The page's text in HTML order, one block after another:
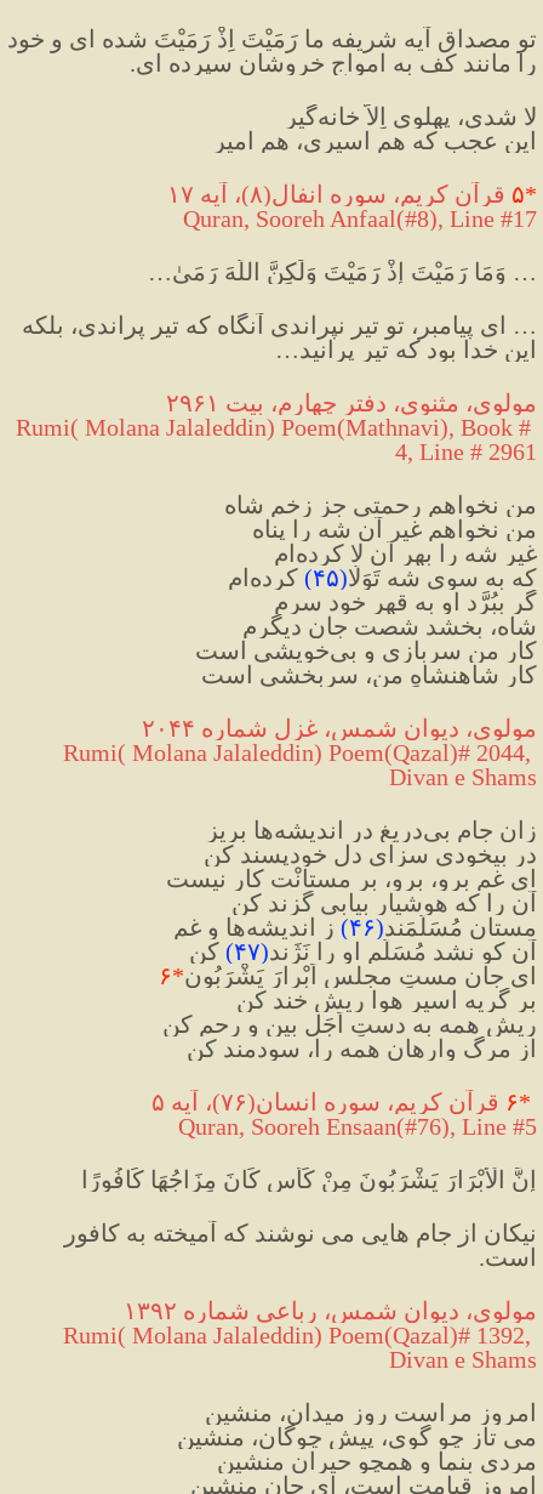
را مانند کف به امواج خروشان سپرده ای.
لا شدی، پهلوی اِلاّ خانه‌گیر
این عجب که هم اسیری، هم امیر
*۵ قرآن کریم، سوره انفال(۸)، آیه ۱۷
Quran, Sooreh Anfaal(#8), Line #17
… وَمَا رَمَيْتَ إِذْ رَمَيْتَ وَلَٰكِنَّ اللَّهَ رَمَىٰ…
…
این خدا بود که تیر پرانید…
مولوی، مثنوی، دفتر چهارم، بیت ۲۹۶۱
Rumi( Molana Jalaleddin) Poem(Mathnavi), Book #
4, Line # 2961
من نخواهم رحمتی جز زخمِ شاه
من نخواهم غیرِ آن شه را پناه
غیرِ شه را بهرِ آن لا کرده‌ام
که به سوی شه تَوَلّا(۴۵) کرده‌ام
گر بِبُرَّد او به قهرِ خود سرم
شاه، بخشد شصت جانِ دیگرم
کارِ من سربازی و بی‌خویشی است
کارِ شاهنشاهِ من، سربخشی است
مولوی، دیوان شمس، غزل شماره ۲۰۴۴
Rumi( Molana Jalaleddin) Poem(Qazal)# 2044,
Divan e Shams
زان جامِ بی‌دریغ در اندیشه‌ها بریز
در بیخودی سزای دلِ خودپسند کن
ای غم برو، برو، برِ مستانْت کار نیست
آن را که هوشیار بیابی گزند کن
مستان مُسَلَّمَند(۴۶) ز اندیشه‌ها و غم
آن کو نشد مُسَلَّم او را نَژَند(۴۷) کن
ای جانِ مستِ مجلسِ اَبْرارَ یَشْرَبُون*۶
بر گريه اسیرِ هوا ریش خند کن
ریشِ همه به دستِ اَجَل بین و رحم کن
از مرگ وارهان همه را، سودمند کن
*۶ قرآن كريم، سوره انسان(۷۶)، آیه ۵
Quran, Sooreh Ensaan(#76), Line #5
إِنَّ الْأَبْرَارَ يَشْرَبُونَ مِنْ كَأْسٍ كَانَ مِزَاجُهَا كَافُورًا
است.
مولوی، دیوان شمس، رباعی شماره ۱۳۹۲
Rumi( Molana Jalaleddin) Poem(Qazal)# 1392,
Divan e Shams
امروز مراست روزِ میدان، منشین
می تاز چو گوی، پیشِ چوگان، منشین
مردی بنما و همچو حیران منشین
امروز قیامت است، ای جان منشین